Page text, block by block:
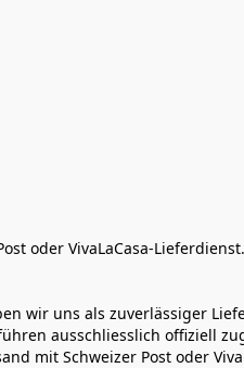
oder VivaLaCasa-Lieferdienst.
wir uns als zuverlässiger
ausschliesslich offiziell
mit Schweizer Post oder